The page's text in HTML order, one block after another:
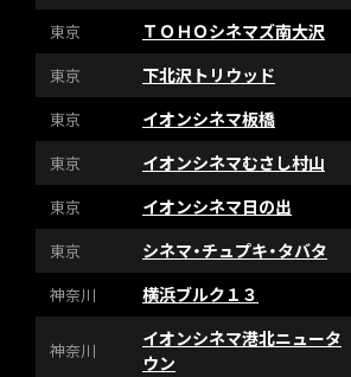
東京
ＴＯＨＯシネマズ南大沢
東京
下北沢トリウッド
東京
イオンシネマ板橋
東京
イオンシネマむさし村山
東京
イオンシネマ日の出
東京
シネマ・チュプキ・タバタ
神奈川
横浜ブルク１３
神奈川
イオンシネマ港北ニュータ
ウン